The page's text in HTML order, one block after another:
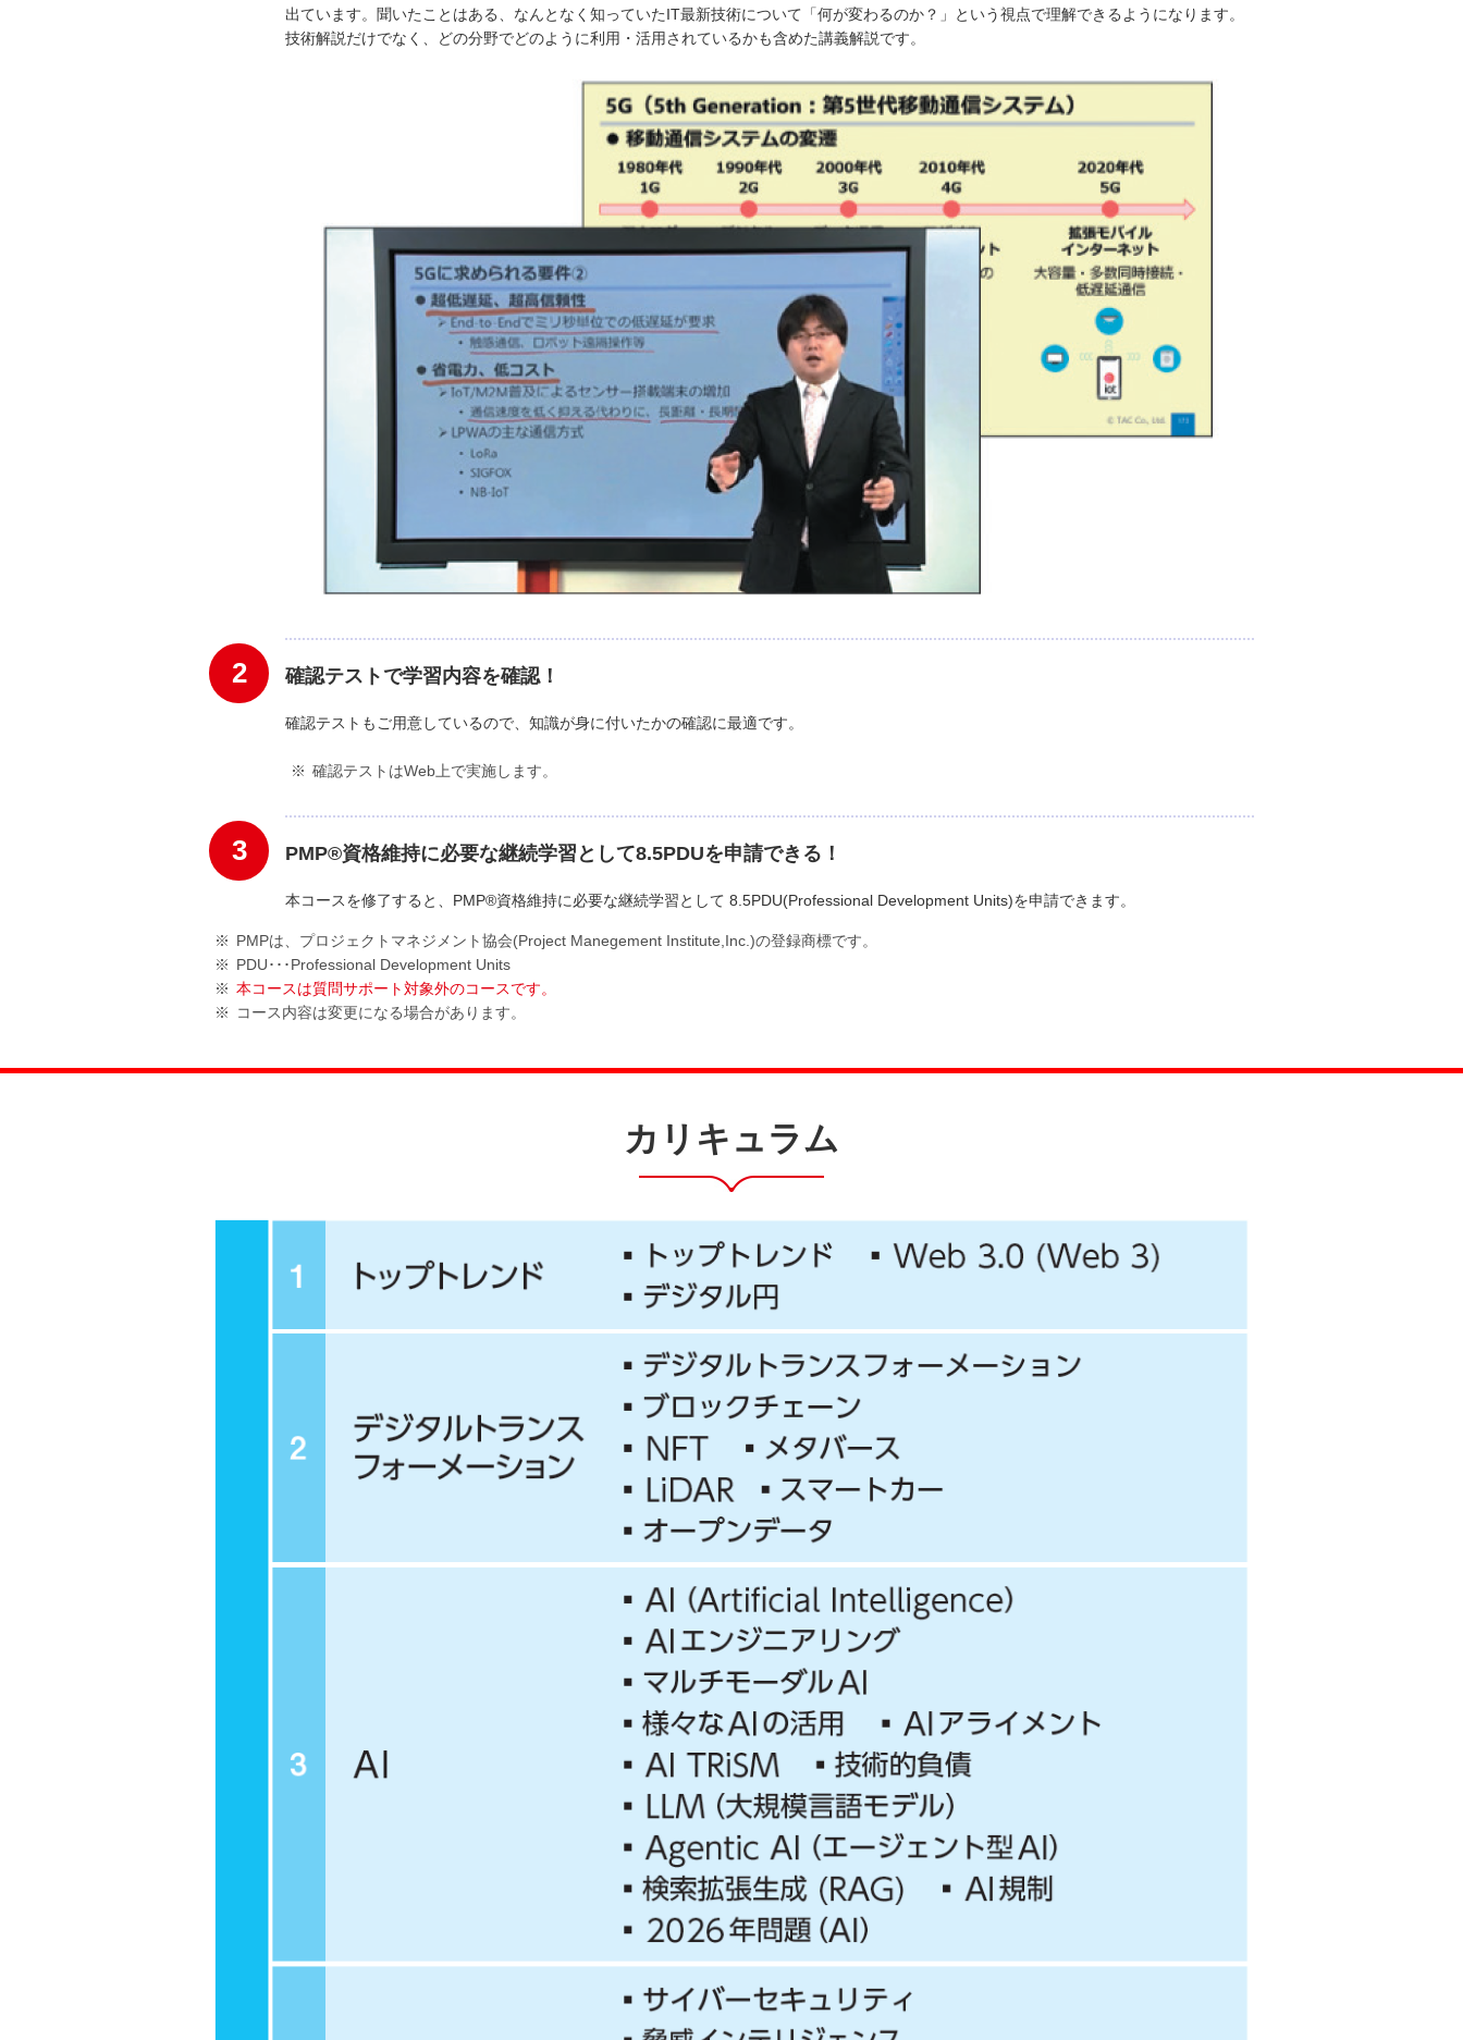
出ています。聞いたことはある、なんとなく知っていたIT最新技術について「何が変わるのか？」という視点で理解できるようになります。
技術解説だけでなく、どの分野でどのように利用・活用されているかも含めた講義解説です。
2 確認テストで学習内容を確認！
確認テストもご用意しているので、知識が身に付いたかの確認に最適です。
確認テストはWeb上で実施します。
3 PMP®資格維持に必要な継続学習として8.5PDUを申請できる！
本コースを修了すると、PMP®資格維持に必要な継続学習として 8.5PDU(Professional Development Units)を申請できます。
PMPは、プロジェクトマネジメント協会(Project Manegement Institute,Inc.)の登録商標です。
PDU･･･Professional Development Units
本コースは質問サポート対象外のコースです。
コース内容は変更になる場合があります。
カリキュラム